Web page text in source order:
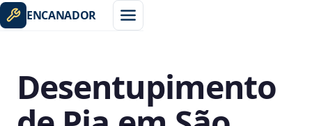
ENCANADOR
Desentupimento